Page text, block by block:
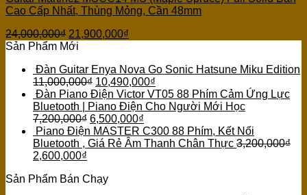
Cao Cấp Nhất, Thùng Mỏng, Cần 48mm
24,000,000₫ 21,900,000₫
Sản Phẩm Mới
Đàn Guitar Enya Nova Go Sonic Hatsune Miku Edition
11,000,000₫ 10,490,000₫
Đàn Piano Điện Victor VT05 88 Phím Cảm Ứng Lực
Bluetooth | Piano Điện Cho Người Mới Học
7,200,000₫ 6,500,000₫
Piano Điện MASTER C300 88 Phím, Kết Nối
Bluetooth , Giá Rẻ Âm Thanh Chân Thực 3,200,000₫
2,600,000₫
Sản Phẩm Bán Chạy